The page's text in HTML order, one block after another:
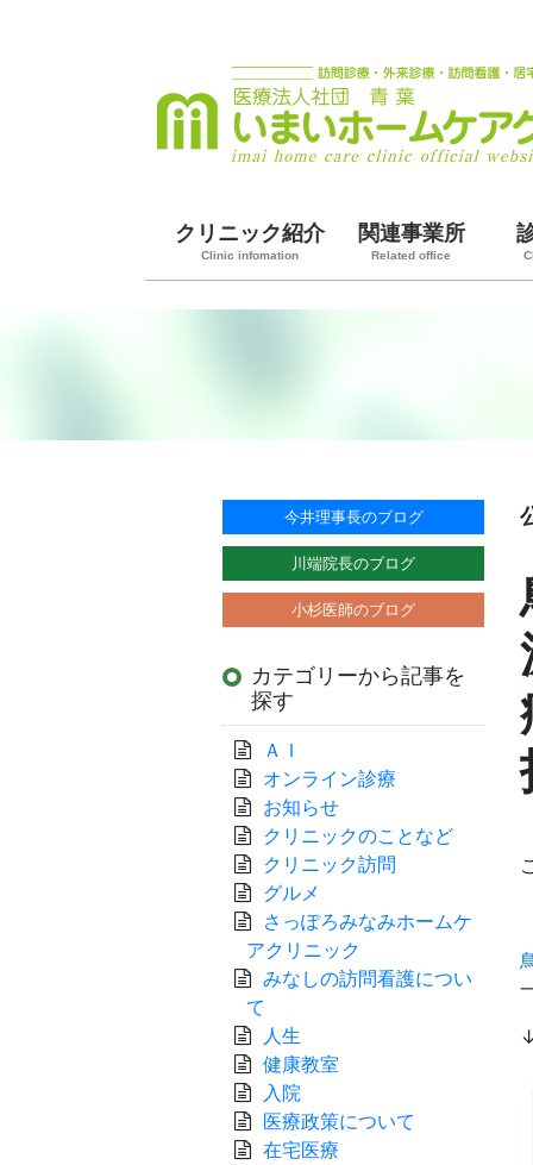
クリニック紹介
Clinic infomation
関連事業所
Related office
今井理事長のブログ
川端院長のブログ
小杉医師のブログ
カテゴリーから記事を
探す
ＡＩ
オンライン診療
お知らせ
クリニックのことなど
クリニック訪問
グルメ
さっぽろみなみホームケ
アクリニック
みなしの訪問看護につい
て
人生
健康教室
入院
医療政策について
在宅医療